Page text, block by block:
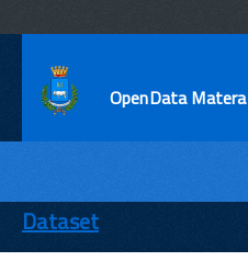
OpenData Matera
ENTI
TEMI
Dataset